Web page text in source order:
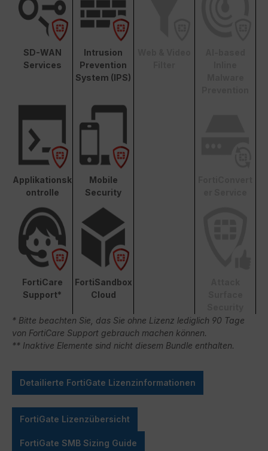
SD-WAN
Services
Intrusion
Prevention
System (IPS)
Applikationsk
ontrolle
Mobile
Security
FortiCare
Support*
FortiSandbox
Cloud
* Bitte beachten Sie, das Sie ohne Lizenz lediglich 90 Tage
von FortiCare Support gebrauch machen können.
** Inaktive Elemente sind nicht diesem Bundle enthalten.
Detailierte FortiGate Lizenzinformationen
FortiGate Lizenzübersicht
FortiGate SMB Sizing Guide